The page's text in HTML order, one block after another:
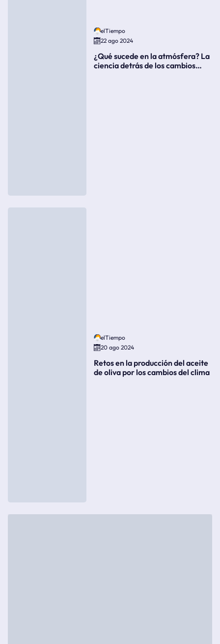
elTiempo
22 ago 2024
¿Qué sucede en la atmósfera? La
ciencia detrás de los cambios
elTiempo
20 ago 2024
Retos en la producción del aceite
de oliva por los cambios del clima